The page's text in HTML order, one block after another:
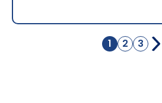
Pagina
1 Pagina
2 3